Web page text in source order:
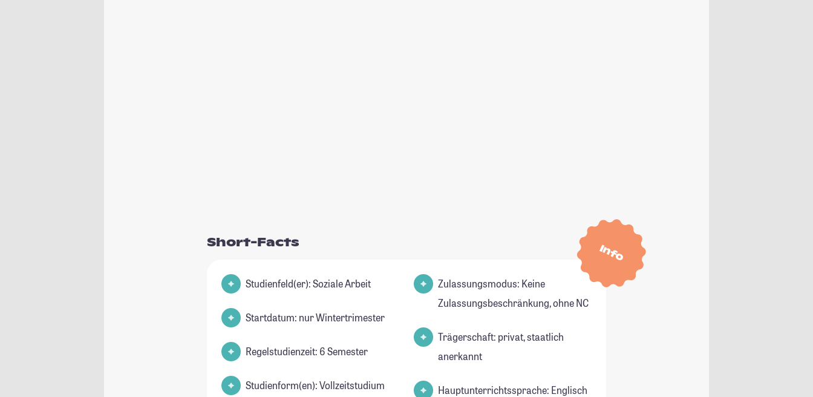
Info
Short-Facts
Studienfeld(er): Soziale Arbeit
Startdatum: nur Wintertrimester
Regelstudienzeit: 6 Semester
Studienform(en): Vollzeitstudium
Zulassungsmodus: Keine
Zulassungsbeschränkung, ohne NC
Trägerschaft: privat, staatlich
anerkannt
Hauptunterrichtssprache: Englisch